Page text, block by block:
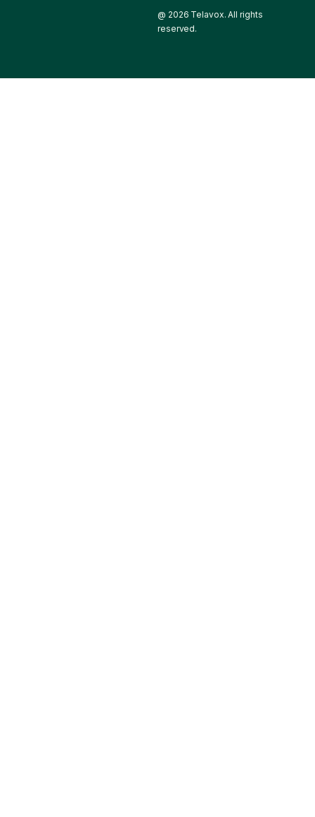
@ 2026 Telavox. All rights
reserved.